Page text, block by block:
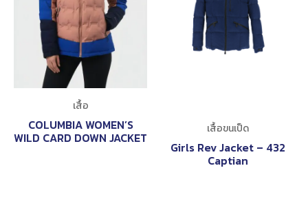
เสื้อ
COLUMBIA WOMEN’S
WILD CARD DOWN JACKET
เสื้อขนเป็ด
Girls Rev Jacket – 432
Captian